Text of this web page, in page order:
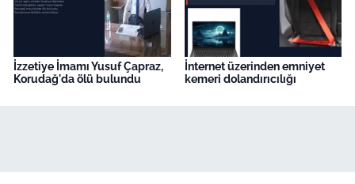
İzzetiye İmamı Yusuf Çapraz,
Korudağ'da ölü bulundu
İnternet üzerinden emniyet
kemeri dolandırıcılığı